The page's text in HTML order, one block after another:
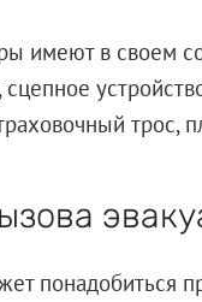
имеют в своем
трос,
понадобиться